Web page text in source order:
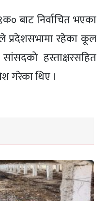
बाट निर्वाचित भएका
प्रदेशसभामा रहेका कूल
हस्ताक्षरसहित
गरेका थिए ।